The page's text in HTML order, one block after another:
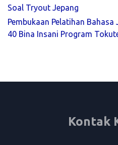
Soal Tryout Jepang
Pembukaan Pelatihan
40 Bina Insani Program
Kontak